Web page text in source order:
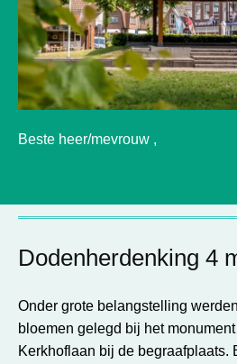
Beste heer/mevrouw ,
Dodenherdenking 4
Onder grote belangstelling
bloemen gelegd bij het
Kerkhoflaan bij de begraafplaats.